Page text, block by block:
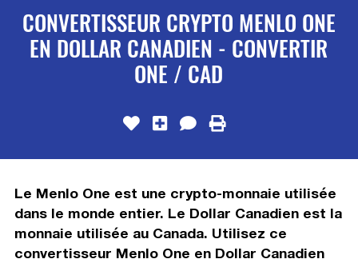
CONVERTISSEUR CRYPTO MENLO ONE
EN DOLLAR CANADIEN - CONVERTIR
ONE / CAD
Le Menlo One est une crypto-monnaie utilisée
dans le monde entier. Le Dollar Canadien est la
monnaie utilisée au Canada. Utilisez ce
convertisseur Menlo One en Dollar Canadien